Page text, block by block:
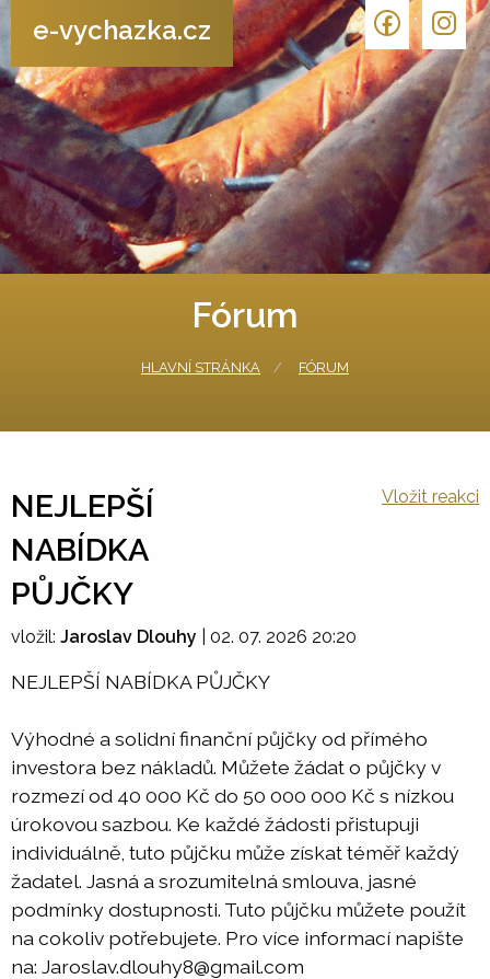
e-vychazka.cz
Fórum
HLAVNÍ STRÁNKA FÓRUM
NEJLEPŠÍ
NABÍDKA
PŮJČKY
Vložit reakci
vložil: Jaroslav Dlouhy 02. 07. 2026 20:20
NEJLEPŠÍ NABÍDKA PŮJČKY
Výhodné a solidní finanční půjčky od přímého
investora bez nákladů. Můžete žádat o půjčky v
rozmezí od 40 000 Kč do 50 000 000 Kč s nízkou
úrokovou sazbou. Ke každé žádosti přistupuji
individuálně, tuto půjčku může získat téměř každý
žadatel. Jasná a srozumitelná smlouva, jasné
podmínky dostupnosti. Tuto půjčku můžete použít
na cokoliv potřebujete. Pro více informací napište
na: Jaroslav.dlouhy8@gmail.com